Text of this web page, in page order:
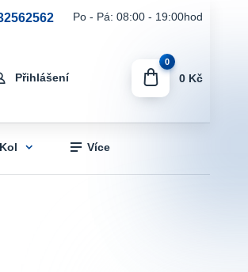
Přihlášení
Po - Pá: 08:00 - 19:00hod
0
0 Kč
Více